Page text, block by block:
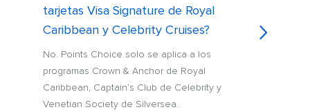
tarjetas Visa Signature de Royal
Caribbean y Celebrity Cruises?
No. Points Choice solo se aplica a los
programas Crown & Anchor de Royal
Caribbean, Captain’s Club de Celebrity y
Venetian Society de Silversea.